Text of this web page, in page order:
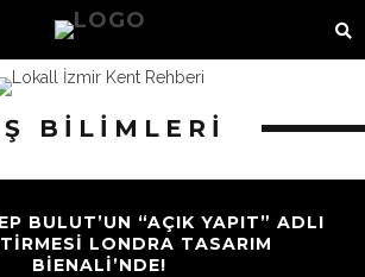
BILIMLERI
BULUT’UN “AÇIK YAPIT” ADLI
LONDRA TASARIM
BIENALI’NDE!